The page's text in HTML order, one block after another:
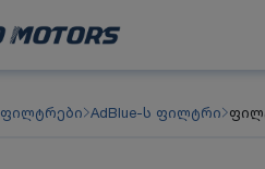
ფილტრები AdBlue-ს ფილტრი